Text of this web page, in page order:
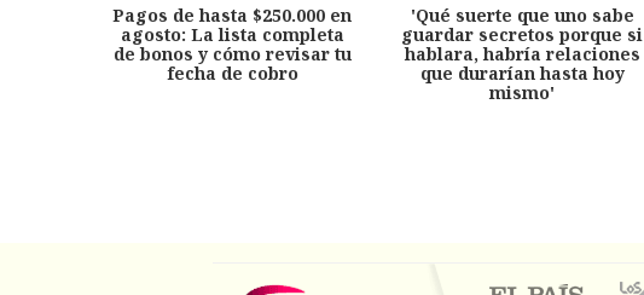
Pagos de hasta $250.000 en
agosto: La lista completa
de bonos y cómo revisar tu
fecha de cobro
'Qué suerte que uno sabe
guardar secretos porque si
hablara, habría relaciones
que durarían hasta hoy
mismo'